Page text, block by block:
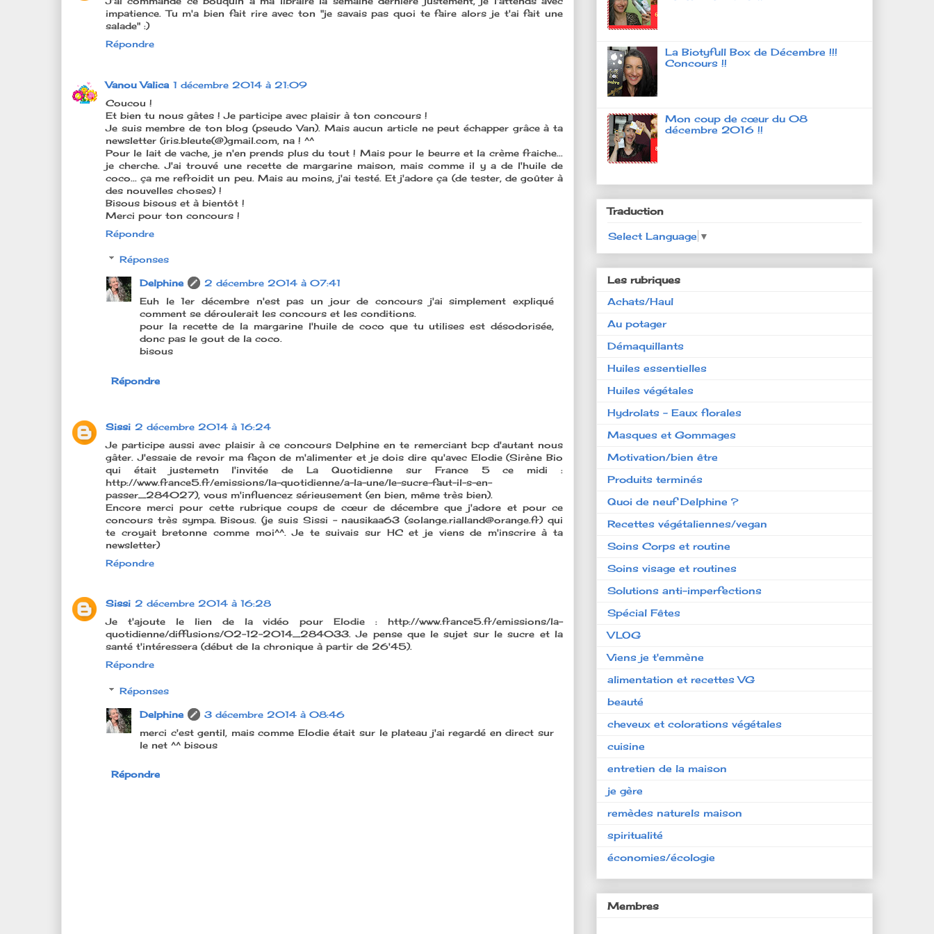
impatience. Tu m'a bien fait rire avec ton "je savais pas quoi te faire alors je t'ai fait une
salade" :)
Répondre
Vanou Valica 1 décembre 2014 à 21:09
Coucou !
Et bien tu nous gâtes ! Je participe avec plaisir à ton concours !
Je suis membre de ton blog (pseudo Van). Mais aucun article ne peut échapper grâce à ta
newsletter (iris.bleute(@)gmail.com, na ! ^^
Pour le lait de vache, je n'en prends plus du tout ! Mais pour le beurre et la crème fraiche...
je cherche. J'ai trouvé une recette de margarine maison, mais comme il y a de l'huile de
coco... ça me refroidit un peu. Mais au moins, j'ai testé. Et j'adore ça (de tester, de goûter à
des nouvelles choses) !
Bisous bisous et à bientôt !
Merci pour ton concours !
Répondre
Réponses
Delphine
2 décembre 2014 à 07:41
Euh le 1er décembre n'est pas un jour de concours j'ai simplement expliqué
comment se déroulerait les concours et les conditions.
pour la recette de la margarine l'huile de coco que tu utilises est désodorisée,
donc pas le gout de la coco.
bisous
Répondre
Sissi 2 décembre 2014 à 16:24
Je participe aussi avec plaisir à ce concours Delphine en te remerciant bcp d'autant nous
gâter. J'essaie de revoir ma façon de m'alimenter et je dois dire qu'avec Elodie (Sirène Bio
qui était justemetn l'invitée de La Quotidienne sur France 5 ce midi :
http://www.france5.fr/emissions/la-quotidienne/a-la-une/le-sucre-faut-il-s-en-
passer_284027), vous m'influencez sérieusement (en bien, même très bien).
Encore merci pour cette rubrique coups de cœur de décembre que j'adore et pour ce
concours très sympa. Bisous. (je suis Sissi - nausikaa63 (solange.rialland@orange.fr) qui
te croyait bretonne comme moi^^. Je te suivais sur HC et je viens de m'inscrire à ta
newsletter)
Répondre
Sissi 2 décembre 2014 à 16:28
Je t'ajoute le lien de la vidéo pour Elodie : http://www.france5.fr/emissions/la-
quotidienne/diffusions/02-12-2014_284033. Je pense que le sujet sur le sucre et la
santé t'intéressera (début de la chronique à partir de 26'45).
Répondre
Réponses
Delphine
3 décembre 2014 à 08:46
merci c'est gentil, mais comme Elodie était sur le plateau j'ai regardé en direct sur
le net ^^ bisous
Répondre
La Biotyfull Box de Décembre !!!
Concours !!
Mon coup de cœur du 08
décembre 2016 !!
Traduction
Select Language ▼
Les rubriques
Achats/Haul
Au potager
Démaquillants
Huiles essentielles
Huiles végétales
Hydrolats - Eaux florales
Masques et Gommages
Motivation/bien être
Produits terminés
Quoi de neuf Delphine ?
Recettes végétaliennes/vegan
Soins Corps et routine
Soins visage et routines
Solutions anti-imperfections
Spécial Fêtes
VLOG
Viens je t'emmène
alimentation et recettes VG
beauté
cheveux et colorations végétales
cuisine
entretien de la maison
je gère
remèdes naturels maison
spiritualité
économies/écologie
Membres